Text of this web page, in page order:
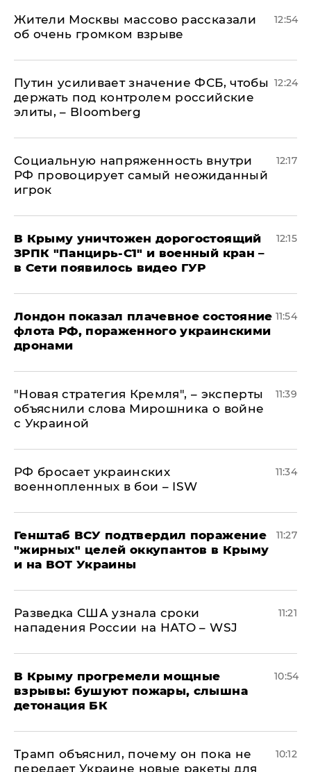
Жители Москвы массово рассказали
об очень громком взрыве
12:54
Путин усиливает значение ФСБ, чтобы
держать под контролем российские
элиты, – Bloomberg
12:24
Социальную напряженность внутри
РФ провоцирует самый неожиданный
игрок
12:17
В Крыму уничтожен дорогостоящий
ЗРПК "Панцирь-С1" и военный кран –
в Сети появилось видео ГУР
12:15
Лондон показал плачевное состояние
флота РФ, пораженного украинскими
дронами
11:54
"Новая стратегия Кремля", – эксперты
объяснили слова Мирошника о войне
с Украиной
11:39
РФ бросает украинских
военнопленных в бои – ISW
11:34
Генштаб ВСУ подтвердил поражение
"жирных" целей оккупантов в Крыму
и на ВОТ Украины
11:27
Разведка США узнала сроки
нападения России на НАТО – WSJ
11:21
В Крыму прогремели мощные
взрывы: бушуют пожары, слышна
детонация БК
10:54
Трамп объяснил, почему он пока не
передает Украине новые ракеты для
10:12